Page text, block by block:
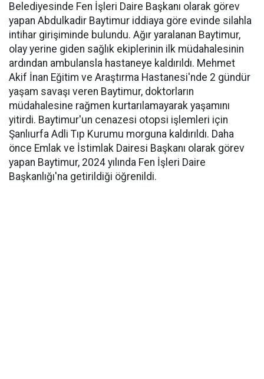
Belediyesinde Fen İşleri Daire Başkanı olarak görev
yapan Abdulkadir Baytimur iddiaya göre evinde silahla
intihar girişiminde bulundu. Ağır yaralanan Baytimur,
olay yerine giden sağlık ekiplerinin ilk müdahalesinin
ardından ambulansla hastaneye kaldırıldı. Mehmet
Akif İnan Eğitim ve Araştırma Hastanesi'nde 2 gündür
yaşam savaşı veren Baytimur, doktorların
müdahalesine rağmen kurtarılamayarak yaşamını
yitirdi. Baytimur'un cenazesi otopsi işlemleri için
Şanlıurfa Adli Tıp Kurumu morguna kaldırıldı. Daha
önce Emlak ve İstimlak Dairesi Başkanı olarak görev
yapan Baytimur, 2024 yılında Fen İşleri Daire
Başkanlığı'na getirildiği öğrenildi.